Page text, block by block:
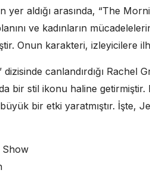
yer aldığı arasında, “The
ve kadınların
Onun karakteri, izleyicilere
dizisinde canlandırdığı Rachel
bir stil ikonu haline
bir etki yaratmıştır. İşte,
Show